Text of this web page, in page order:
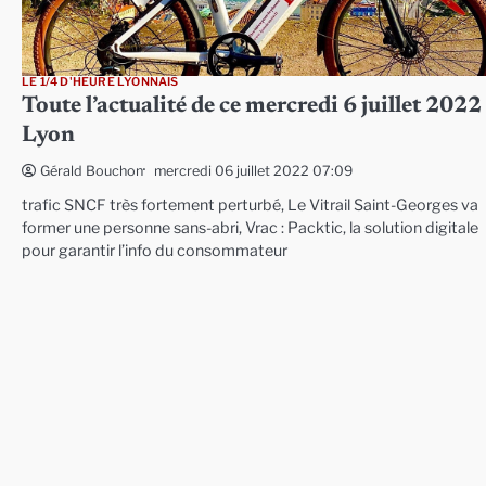
LE 1/4 D'HEURE LYONNAIS
Toute l’actualité de ce mercredi 6 juillet 2022
Lyon
Gérald Bouchon mercredi 06 juillet 2022 07:09
trafic SNCF très fortement perturbé, Le Vitrail Saint-Georges va
former une personne sans-abri, Vrac : Packtic, la solution digitale
pour garantir l’info du consommateur